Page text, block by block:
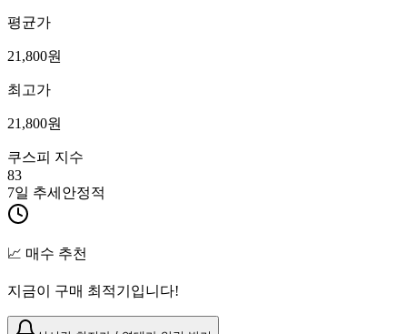
평균가
21,800원
최고가
21,800원
쿠스피 지수
83
7일 추세 안정적
📈 매수 추천
지금이 구매 최적기입니다!